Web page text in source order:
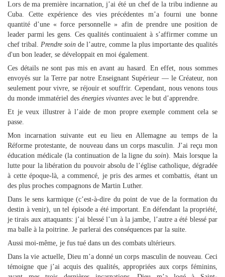
Lors de ma première incarnation, j’ai été un chef de la tribu indienne au
Cuba. Cette expérience des vies précédentes m’a fourni une bonne
quantité d’une « force personnelle » afin de prendre une position de
leader parmi les gens. Ces qualités continuaient à s’affirmer comme un
chef tribal. Prendre soin de l’autre, comme la plus importante des qualités
d'un bon leader, se développait en moi également.
Ces détails ne sont pas mis en avant au hasard. En effet, nous sommes
envoyés sur la Terre par notre Enseignant Supérieur — le Créateur, non
seulement pour vivre, se réjouir et souffrir. Cependant, nous venons tous
du monde immatériel des énergies vivantes avec le but d’apprendre.
Et je veux illustrer à l’aide de mon propre exemple comment cela se
passe.
Mon incarnation suivante eut eu lieu en Allemagne au temps de la
Réforme protestante, de nouveau dans un corps masculin. J’ai reçu mon
éducation médicale (la continuation de la ligne dusoin). Mais lorsque la
lutte pour la libération du pouvoir absolu de l’église catholique, dégradée
à cette époque-là, a commencé, je pris des armes et combattis, étant un
des plus proches compagnons de Martin Luther.
Dans le sens karmique (c’est-à-dire du point de vue de la formation du
destin à venir), un tel épisode a été important. En défendant la propriété,
je tirais aux attaquants: j’ai blessé l’un à la jambe, l’autre a été blessé par
ma balle à la poitrine. Je parlerai des conséquences par la suite.
Aussi moi-même, je fus tué dans un des combats ultérieurs.
Dans la vie actuelle, Dieu m’a donné un corps masculin de nouveau. Ceci
témoigne que j’ai acquis des qualités, appropriées aux corps féminins,